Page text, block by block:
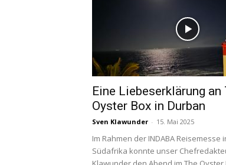
Eine Liebeserklärung an
Oyster Box in Durban
Sven Klawunder - 15. Mai 2025
Im Rahmen der INDABA Reisemesse
Südafrika konnte unser